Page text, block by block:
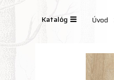
Úvod
Katalóg